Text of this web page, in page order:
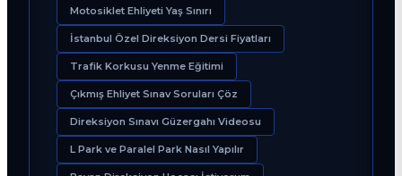
Motosiklet Ehliyeti Yaş Sınırı
İstanbul Özel Direksiyon Dersi Fiyatları
Trafik Korkusu Yenme Eğitimi
Çıkmış Ehliyet Sınav Soruları Çöz
Direksiyon Sınavı Güzergahı Videosu
L Park ve Paralel Park Nasıl Yapılır